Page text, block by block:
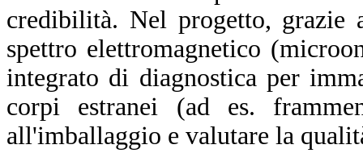
credibilità. Nel progetto, grazie
spettro elettromagnetico
integrato di diagnostica per
corpi estranei (ad es.
all'imballaggio e valutare la